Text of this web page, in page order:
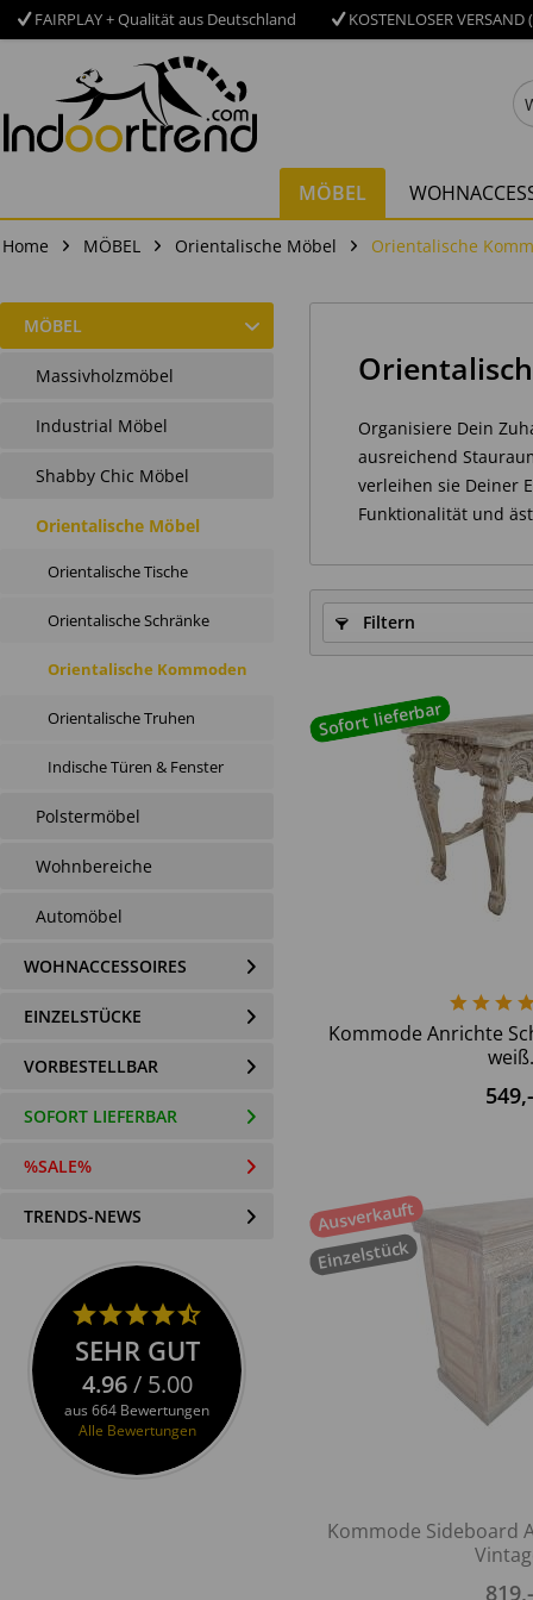
FAIRPLAY + Qualität aus Deutschland KOSTENLOSER VERSAND
MÖBEL
Home MÖBEL Orientalische Möbel Orientalische
MÖBEL
Massivholzmöbel
Industrial Möbel
Shabby Chic Möbel
Orientalische Möbel
Orientalische Tische
Orientalische Schränke
Orientalische Kommoden
Orientalische Truhen
Indische Türen & Fenster
Polstermöbel
Wohnbereiche
Automöbel
WOHNACCESSOIRES
EINZELSTÜCKE
VORBESTELLBAR
SOFORT LIEFERBAR
%SALE%
TRENDS-NEWS
SEHR GUT
4.96/ 5.00
aus 664 Bewertungen
Alle Bewertungen
Organisiere Dein
ausreichend
verleihen sie Deiner
Funktionalität und
Filtern
Sofort lieferbar
Kommode Anrichte
549,-
Ausverkauft
Einzelstück
Kommode Sideboard
819,-